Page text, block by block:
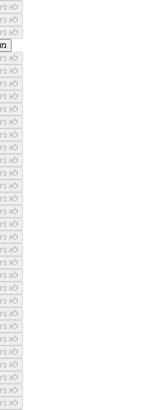
לא
לא
לא
לא
לא
לא
לא
לא
לא
לא
לא
לא
לא
לא
לא
לא
לא
לא
לא
לא
לא
לא
לא
לא
לא
לא
לא
לא
לא
לא
לא